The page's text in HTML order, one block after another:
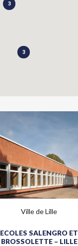
3
3
Ville de Lille
ECOLES SALENGRO ET
BROSSOLETTE – LILLE